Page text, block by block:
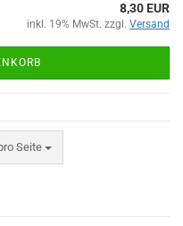
8,30 EUR
inkl. 19% MwSt. zzgl. Versand
Seite
Seite